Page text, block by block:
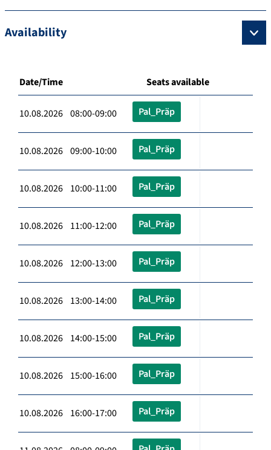
Availability
Date/Time Seats available
10.08.2026 08:00-09:00 Pal_Präp
10.08.2026 09:00-10:00 Pal_Präp
10.08.2026 10:00-11:00 Pal_Präp
10.08.2026 11:00-12:00 Pal_Präp
10.08.2026 12:00-13:00 Pal_Präp
10.08.2026 13:00-14:00 Pal_Präp
10.08.2026 14:00-15:00 Pal_Präp
10.08.2026 15:00-16:00 Pal_Präp
10.08.2026 16:00-17:00 Pal_Präp